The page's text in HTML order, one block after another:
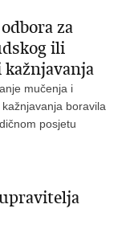
za
ili
mučenja i
boravila
posjetu